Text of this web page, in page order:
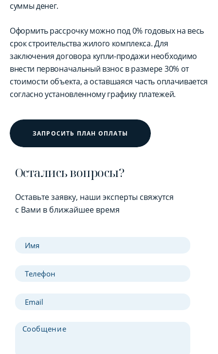
суммы денег.
Оформить рассрочку можно под 0% годовых на весь
срок строительства жилого комплекса. Для
заключения договора купли-продажи необходимо
внести первоначальный взнос в размере 30% от
стоимости объекта, а оставшаяся часть оплачивается
согласно установленному графику платежей.
ЗАПРОСИТЬ ПЛАН ОПЛАТЫ
Остались вопросы?
Оставьте заявку, наши эксперты свяжутся
с Вами в ближайшее время